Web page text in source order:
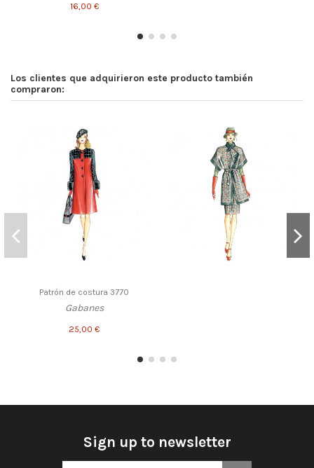
16,00 €
Los clientes que adquirieron este producto también
compraron:
Patrón de costura 3770
Gabanes
25,00 €
Sign up to newsletter